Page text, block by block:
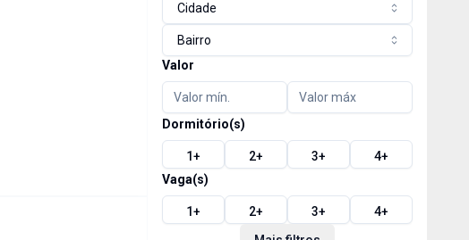
Cidade
Bairro
Valor
Dormitório(s)
1+ 2+ 3+ 4+
Vaga(s)
1+ 2+ 3+ 4+